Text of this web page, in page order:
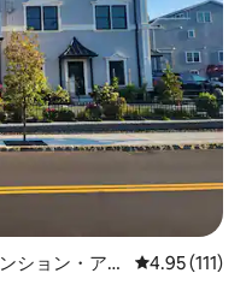
ション・アパ
レビュー111
4.95 (111)